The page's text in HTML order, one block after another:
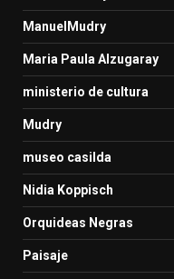
ManuelMudry
Maria Paula Alzugaray
ministerio de cultura
Mudry
museo casilda
Nidia Koppisch
Orquideas Negras
Paisaje